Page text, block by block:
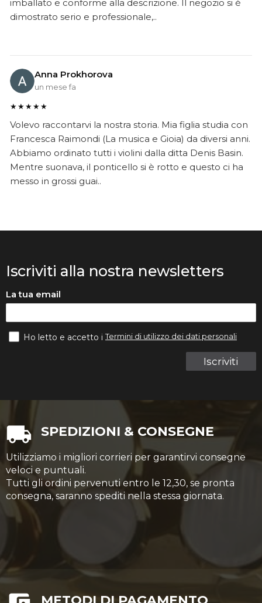
imballato e conforme alla descrizione. Il negozio si è
dimostrato serio e professionale,..
Anna Prokhorova
un mese fa
★★★★★
Volevo raccontarvi la nostra storia. Mia figlia studia con
Francesca Raimondi (La musica e Gioia) da diversi anni.
Abbiamo ordinato tutti i violini dalla ditta Denis Basin.
Mentre suonava, il ponticello si è rotto e questo ci ha
messo in grossi guai..
Iscriviti alla nostra newsletters
La tua email
Iscriviti
Ho letto e accetto iTermini di utilizzo dei dati personali
SPEDIZIONI & CONSEGNE
Utilizziamo i migliori corrieri per garantirvi consegne
veloci e puntuali.
Tutti gli ordini pervenuti entro le 12,30, se pronta
consegna, saranno spediti nella stessa giornata.